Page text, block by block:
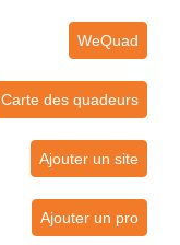
WeQuad
Carte des quadeurs
Ajouter un site
Ajouter un pro